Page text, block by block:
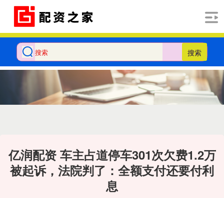
搜索
亿润配资 车主占道停车301次欠费1.2万
被起诉，法院判了：全额支付还要付利
息